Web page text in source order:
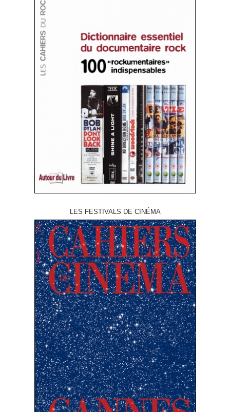
LES FESTIVALS DE CINÉMA